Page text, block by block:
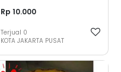
Rp 10.000
Terjual 0
KOTA JAKARTA PUSAT